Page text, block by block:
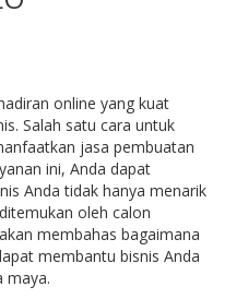
online yang kuat
Salah satu cara untuk
jasa pembuatan
ini, Anda dapat
Anda tidak hanya menarik
oleh calon
membahas bagaimana
membantu bisnis Anda
maya.